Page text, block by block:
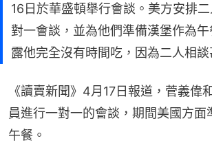
16日於華盛頓舉行會談。美方安排
對一會談，並為他們準備漢堡作為
露他完全沒有時間吃，因為二人相談
《讀賣新聞》4月17日報道，菅義偉
員進行一對一的會談，期間美國方面
午餐。